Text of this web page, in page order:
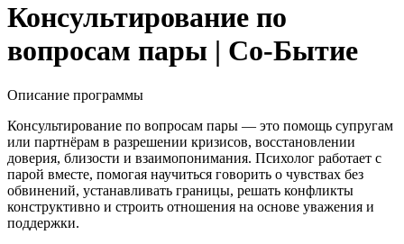
Консультирование по
вопросам пары | Со-Бытие
Описание программы
Консультирование по вопросам пары — это помощь супругам
или партнёрам в разрешении кризисов, восстановлении
доверия, близости и взаимопонимания. Психолог работает с
парой вместе, помогая научиться говорить о чувствах без
обвинений, устанавливать границы, решать конфликты
конструктивно и строить отношения на основе уважения и
поддержки.